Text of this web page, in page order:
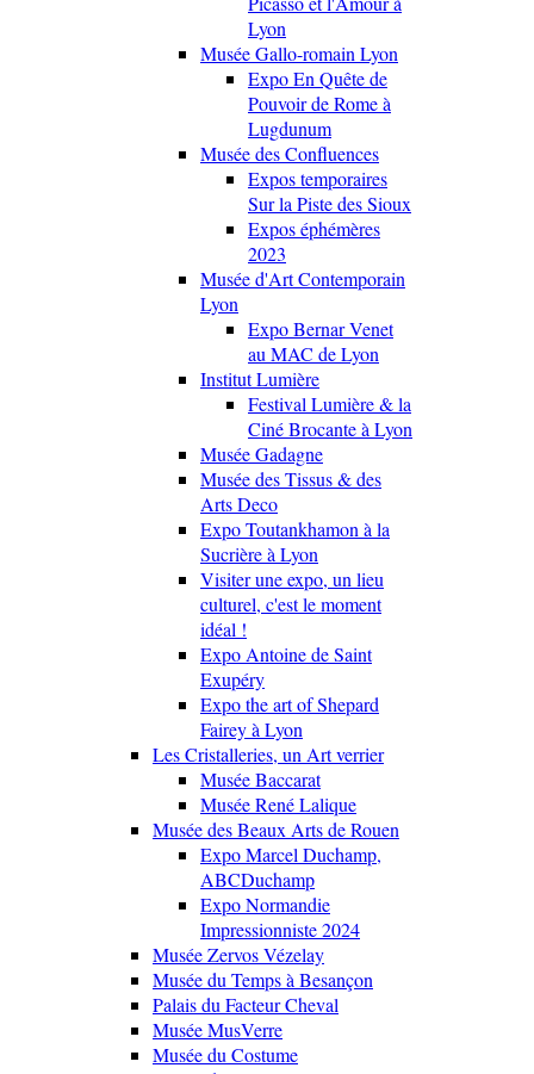
Lyon
Musée Gallo-romain Lyon
Expo En Quête de
Pouvoir de Rome à
Lugdunum
Musée des Confluences
Expos temporaires
Sur la Piste des Sioux
Expos éphémères
2023
Musée d'Art Contemporain
Lyon
Expo Bernar Venet
au MAC de Lyon
Institut Lumière
Festival Lumière & la
Ciné Brocante à Lyon
Musée Gadagne
Musée des Tissus & des
Arts Deco
Expo Toutankhamon à la
Sucrière à Lyon
Visiter une expo, un lieu
culturel, c'est le moment
idéal !
Expo Antoine de Saint
Exupéry
Expo the art of Shepard
Fairey à Lyon
Les Cristalleries, un Art verrier
Musée Baccarat
Musée René Lalique
Musée des Beaux Arts de Rouen
Expo Marcel Duchamp,
ABCDuchamp
Expo Normandie
Impressionniste 2024
Musée Zervos Vézelay
Musée du Temps à Besançon
Palais du Facteur Cheval
Musée MusVerre
Musée du Costume